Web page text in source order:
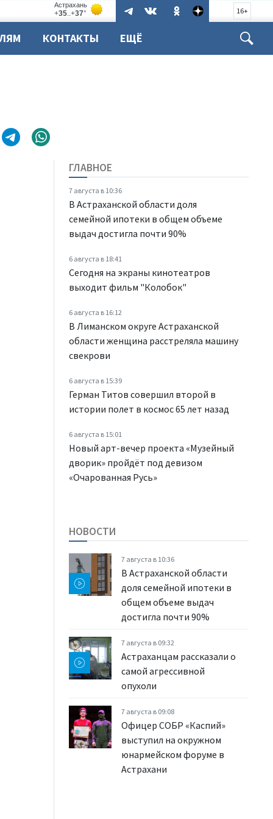
16+
КОНТАКТЫ ЕЩЁ
ГЛАВНОЕ
7 августа в 10:36
В Астраханской области доля
семейной ипотеки в общем объеме
выдач достигла почти 90%
6 августа в 18:41
Сегодня на экраны кинотеатров
выходит фильм "Колобок"
6 августа в 16:12
В Лиманском округе Астраханской
области женщина расстреляла машину
свекрови
6 августа в 15:39
Герман Титов совершил второй в
истории полет в космос 65 лет назад
6 августа в 15:01
Новый арт-вечер проекта «Музейный
дворик» пройдёт под девизом
«Очарованная Русь»
НОВОСТИ
7 августа в 10:36
В Астраханской области
доля семейной ипотеки в
общем объеме выдач
достигла почти 90%
7 августа в 09:32
Астраханцам рассказали о
самой агрессивной
опухоли
7 августа в 09:08
Офицер СОБР «Каспий»
выступил на окружном
юнармейском форуме в
Астрахани